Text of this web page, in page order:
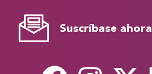
Suscríbase ahora